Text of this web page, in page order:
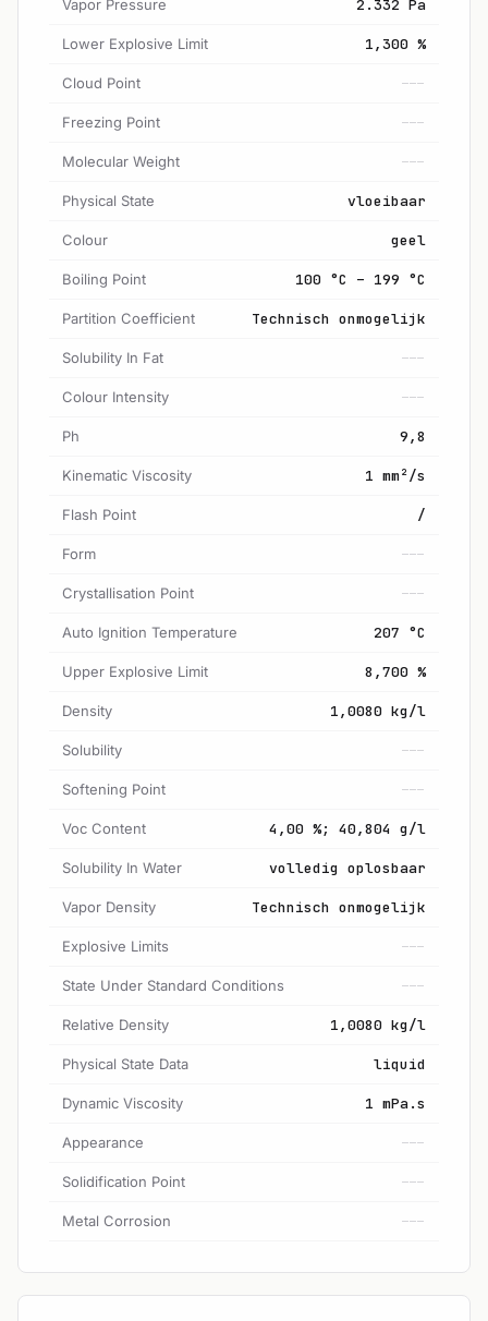
Vapor Pressure 2.332 Pa
Lower Explosive Limit 1,300 %
Cloud Point ---
Freezing Point ---
Molecular Weight ---
Physical State vloeibaar
Colour geel
Boiling Point 100 °C – 199 °C
Partition Coefficient Technisch onmogelijk
Solubility In Fat ---
Colour Intensity ---
Ph 9,8
Kinematic Viscosity 1 mm²/s
Flash Point /
Form ---
Crystallisation Point ---
Auto Ignition Temperature 207 °C
Upper Explosive Limit 8,700 %
Density 1,0080 kg/l
Solubility ---
Softening Point ---
Voc Content 4,00 %; 40,804 g/l
Solubility In Water volledig oplosbaar
Vapor Density Technisch onmogelijk
Explosive Limits ---
State Under Standard Conditions ---
Relative Density 1,0080 kg/l
Physical State Data liquid
Dynamic Viscosity 1 mPa.s
Appearance ---
Solidification Point ---
Metal Corrosion ---